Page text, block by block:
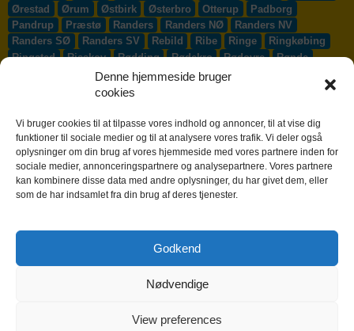
Denne hjemmeside bruger
cookies
Vi bruger cookies til at tilpasse vores indhold og annoncer, til at vise dig
funktioner til sociale medier og til at analysere vores trafik. Vi deler også
oplysninger om din brug af vores hjemmeside med vores partnere inden for
sociale medier, annonceringspartnere og analysepartnere. Vores partnere
kan kombinere disse data med andre oplysninger, du har givet dem, eller
som de har indsamlet fra din brug af deres tjenester.
Godkend
Nødvendige
View preferences
Ørestad
Ørum Østbirk Østerbro Otterup
Padborg
Pandrup
Præstø Randers Randers NØ
Randers NV
Randers SØ
Randers SV Rebild Ribe Ringe
Ringkøbing
Ringsted
Risskov Rødding Rødekro Rødovre
Rønde
Rønnede Roskilde Rudersdal
Rudkøbing
Ry Ryomgård
Skælskør
Skærbæk Skævinge Skagen
Skalborg
Skanderborg
Skibby Skibet Skive Skjern
Skørping
Skovlunde
Slagelse Slangerup Smørum
Smørumnedre
Sofiendal
Søften Solbjerg Solrød
Solrød Strand
Sønderborg
Søndersø Sorø Starup Stege
Stenløse
Stilling Stoholm
Sunds
Sydhavnen Taastrup
Taulov
Them Thisted Thurø By Tilst Tinglev
Tjæreborg
Tørring Trige
Vestbjerg Vester Hassing